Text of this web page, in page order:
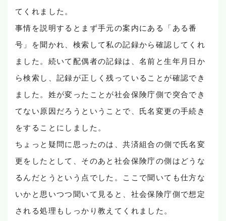
てくれました。
事情を説明するとまず手元の案内にある「ある番
号」を聞かれ、検索して私の記録から確認してくれ
ました。続いて配偶者の記録は、名前と生年月日か
ら検索し、記録が正しく残っていることが確認でき
ました。姓が変ったことが社会保険庁側で突合でき
てない原因だろうということで、氏名変更の手続き
をすることにしました。
ちょっと疑問に思ったのは、共済組合の側で氏名変
更をしたとして、そのあと社会保険庁の側はどうな
るんだとうという点でした。ここで聞いても仕方な
いかと思いつつ聞いて見ると、社会保険庁側で想定
される処理もしっかり教えてくれました。